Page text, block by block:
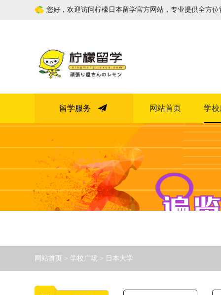
您好，欢迎访问柠檬日本留学官方网站，专业提供全方位
留学服务 网站首页 学
网站首页 > 学校广场 > 日本大学